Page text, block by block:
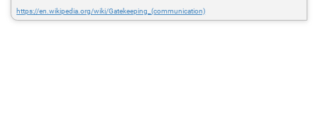
https://en.wikipedia.org/wiki/Gatekeeping_(communication)